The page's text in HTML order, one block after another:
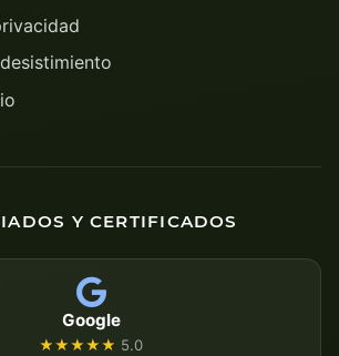
Y CERTIFICADOS
Google
★★★★★ 5.0